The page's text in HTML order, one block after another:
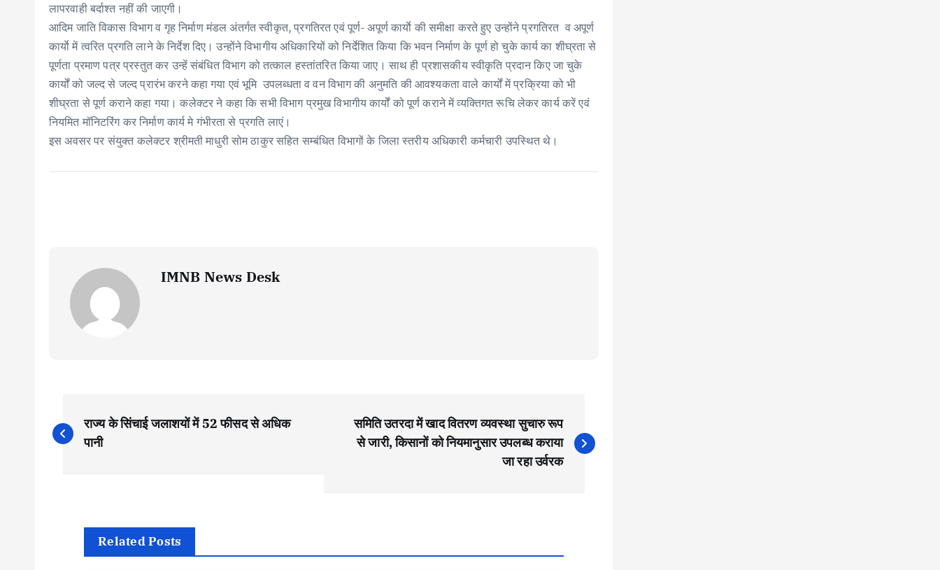
लापरवाही बर्दाश्त नहीं की जाएगी।
आदिम जाति विकास विभाग व गृह निर्माण मंडल अंतर्गत स्वीकृत, प्रगतिरत एवं पूर्ण- अपूर्ण कार्याे की समीक्षा करते हुए उन्होंने प्रगतिरत व अपूर्ण
कार्याे में त्वरित प्रगति लाने के निर्देश दिए। उन्होंने विभागीय अधिकारियों को निर्देशित किया कि भवन निर्माण के पूर्ण हो चुके कार्य का शीघ्रता से
पूर्णता प्रमाण पत्र प्रस्तुत कर उन्हें संबंधित विभाग को तत्काल हस्तांतरित किया जाए। साथ ही प्रशासकीय स्वीकृति प्रदान किए जा चुके
कार्यों को जल्द से जल्द प्रारंभ करने कहा गया एवं भूमि उपलब्धता व वन विभाग की अनुमति की आवश्यकता वाले कार्यों में प्रक्रिया को भी
शीघ्रता से पूर्ण कराने कहा गया। कलेक्टर ने कहा कि सभी विभाग प्रमुख विभागीय कार्यों को पूर्ण कराने में व्यक्तिगत रूचि लेकर कार्य करें एवं
नियमित मॉनिटरिंग कर निर्माण कार्य मे गंभीरता से प्रगति लाएं।
इस अवसर पर संयुक्त कलेक्टर श्रीमती माधुरी सोम ठाकुर सहित सम्बंधित विभागों के जिला स्तरीय अधिकारी कर्मचारी उपस्थित थे।
IMNB News Desk
P
o
राज्य के सिंचाई जलाशयों में 52 फीसद से अधिक
पानी
समिति उतरदा में खाद वितरण व्यवस्था सुचारु रूप
से जारी, किसानों को नियमानुसार उपलब्ध कराया
जा रहा उर्वरक
Related Posts